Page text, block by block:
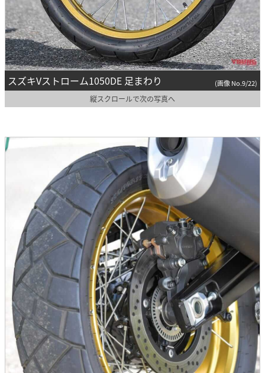
スズキVストローム1050DE 足まわり (画像 No.9/22)
縦スクロールで次の写真へ